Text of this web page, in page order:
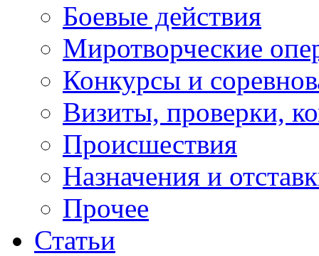
Боевые действия
Миротворческие
Конкурсы и
Визиты, проверки,
Происшествия
Назначения и
Прочее
Статьи